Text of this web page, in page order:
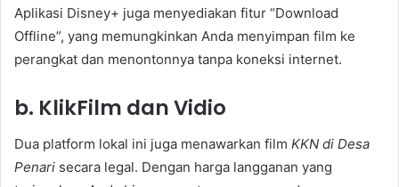
Aplikasi Disney+ juga menyediakan fitur “Download
Offline”, yang memungkinkan Anda menyimpan film ke
perangkat dan menontonnya tanpa koneksi internet.
b. KlikFilm dan Vidio
Dua platform lokal ini juga menawarkan film KKN di Desa
Penari secara legal. Dengan harga langganan yang